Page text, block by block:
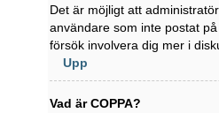
Det är möjligt att
användare som inte postat
försök involvera dig mer i
Upp
Vad är COPPA?